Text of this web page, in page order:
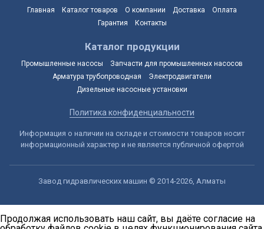
Главная Каталог товаров О компании Доставка
Оплата
Гарантия
Контакты
Каталог продукции
Промышленные насосы
Запчасти для промышленных насосов
Арматура трубопроводная
Электродвигатели
Дизельные насосные установки
Политика конфиденциальности
Информация о наличии на складе и стоимости товаров носит
информационный характер и не является публичной офертой
Завод гидравлических машин © 2014-2026, Алматы
Продолжая использовать наш сайт, вы даёте согласие на